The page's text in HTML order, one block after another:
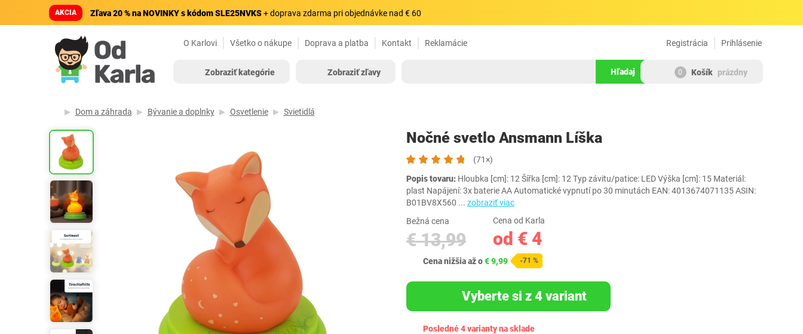
AKCIA Zľava 20 % na NOVINKY s kódom SLE25NVKS+ doprava zdarma pri objednávke nad € 60
O Karlovi Všetko o nákupe Doprava a platba Kontakt Reklamácie Prihlásenie
Registrácia
Zobraziť kategórie Zobraziť zľavy Hľadaj 0 Košík prázdny
Dom a záhrada Bývanie a doplnky Osvetlenie Svietidlá
Nočné svetlo Ansmann Líška
(71×)
Popis tovaru: Hloubka [cm]: 12 Šířka [cm]: 12 Typ závitu/patice: LED Výška [cm]: 15 Materiál:
plast Napájení: 3x baterie AA Automatické vypnutí po 30 minutách EAN: 4013674071135 ASIN:
B01BV8X560 ... zobraziť viac
Bežná cena
€ 13,99
Cena od Karla
od € 4
Cena nižšia až o€ 9,99 -71 %
Vyberte si z 4 variant
Posledné 4 varianty na sklade